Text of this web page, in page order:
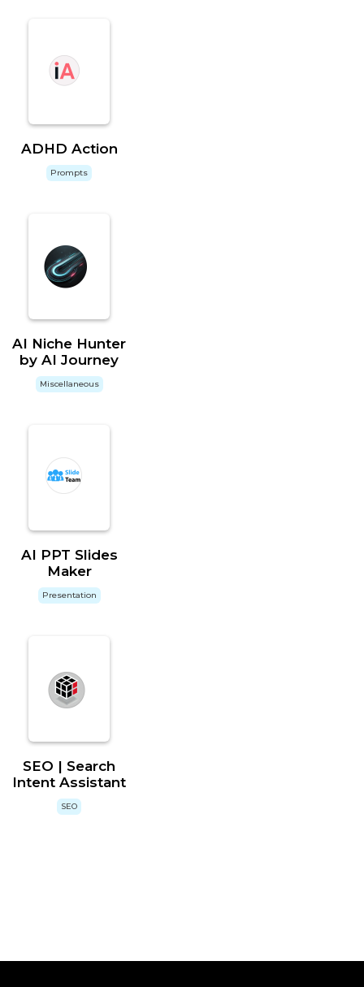
ADHD Action
Prompts
AI Niche Hunter
by AI Journey
Miscellaneous
AI PPT Slides
Maker
Presentation
SEO | Search
Intent Assistant
SEO